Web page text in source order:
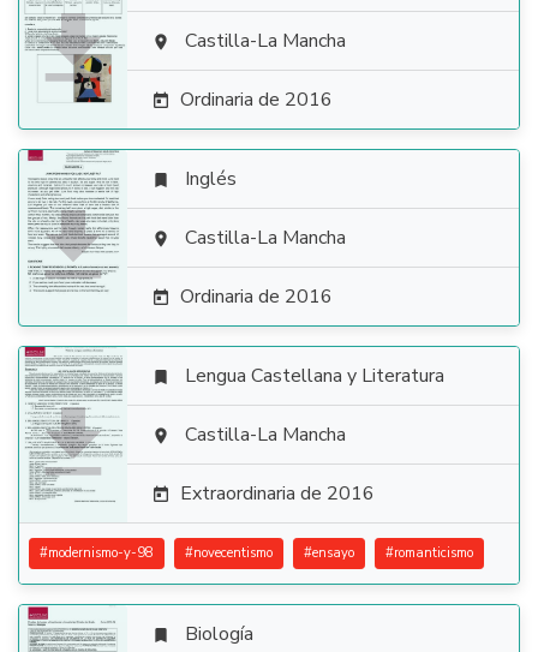
  Castilla-La Mancha
 Ordinaria de 2016

 Inglés
 Castilla-La Mancha
 Ordinaria de 2016

 Lengua Castellana y Literatura
 Castilla-La Mancha
 Extraordinaria de 2016
#modernismo-y-98 #novecentismo #ensayo #romanticismo
 Biología